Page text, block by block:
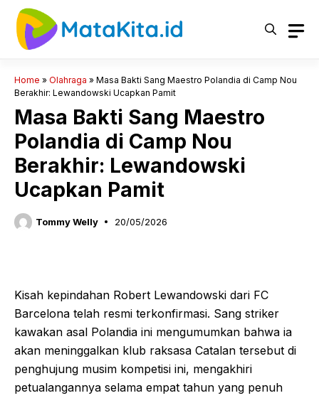
Langsung
Home » Olahraga » Masa Bakti Sang Maestro Polandia di Camp Nou
Berakhir: Lewandowski Ucapkan Pamit
Masa Bakti Sang Maestro
Polandia di Camp Nou
Berakhir: Lewandowski
Ucapkan Pamit
Tommy Welly 20/05/2026
Kisah kepindahan Robert Lewandowski dari FC
Barcelona telah resmi terkonfirmasi. Sang striker
kawakan asal Polandia ini mengumumkan bahwa ia
akan meninggalkan klub raksasa Catalan tersebut di
penghujung musim kompetisi ini, mengakhiri
petualangannya selama empat tahun yang penuh